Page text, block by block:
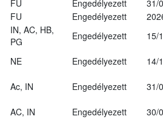
FU Engedélyezett
31/
FU Engedélyezett
IN, AC, HB,
PG
Engedélyezett
15/
NE Engedélyezett
14/
Ac, IN Engedélyezett
31/
AC, IN Engedélyezett 30/